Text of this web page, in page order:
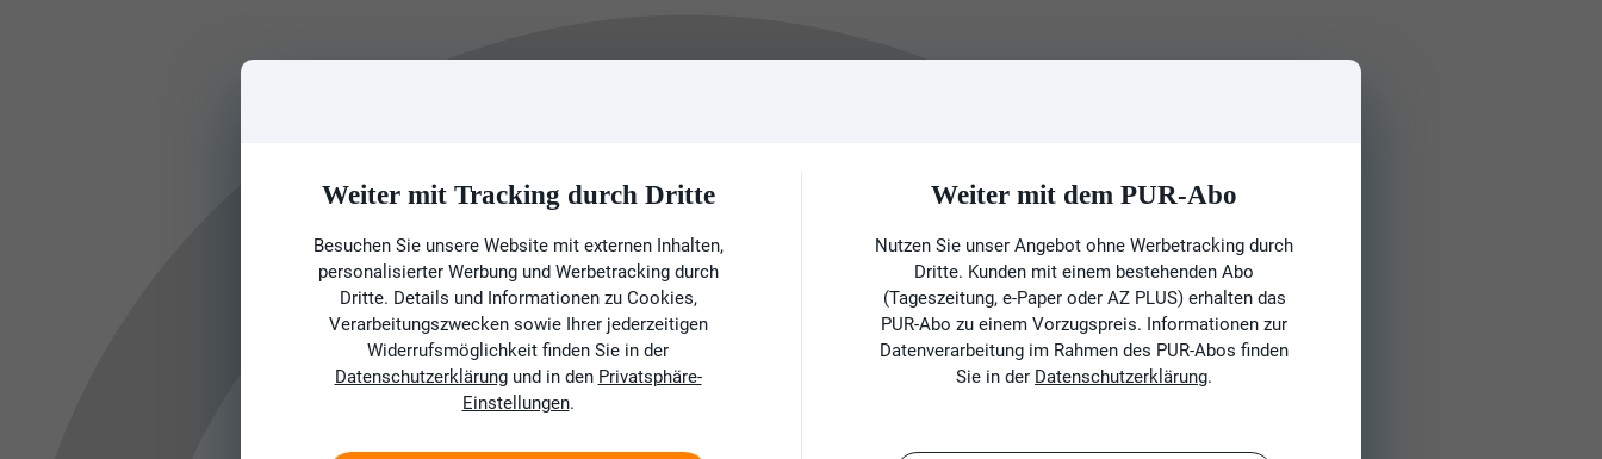
Weiter mit Tracking durch Dritte
Besuchen Sie unsere Website mit externen Inhalten,
personalisierter Werbung und Werbetracking durch
Dritte. Details und Informationen zu Cookies,
Verarbeitungszwecken sowie Ihrer jederzeitigen
Widerrufsmöglichkeit finden Sie in der
Datenschutzerklärungund in den Privatsphäre-
Einstellungen.
Weiter mit dem PUR-Abo
Nutzen Sie unser Angebot ohne Werbetracking durch
Dritte. Kunden mit einem bestehenden Abo
(Tageszeitung, e-Paper oder AZ PLUS) erhalten das
PUR-Abo zu einem Vorzugspreis. Informationen zur
Datenverarbeitung im Rahmen des PUR-Abos finden
Sie in der Datenschutzerklärung.